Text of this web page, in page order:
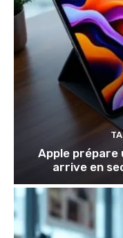
Apple prépare
arrive en